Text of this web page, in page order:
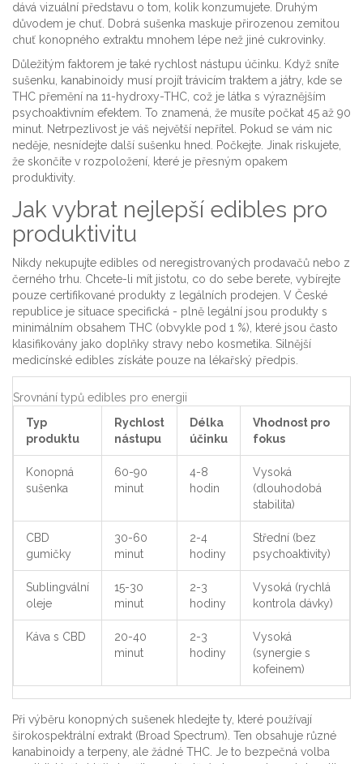
dává vizuální představu o tom, kolik konzumujete. Druhým
důvodem je chuť. Dobrá sušenka maskuje přirozenou zemitou
chuť konopného extraktu mnohem lépe než jiné cukrovinky.
Důležitým faktorem je také rychlost nástupu účinku. Když sníte
sušenku, kanabinoidy musí projít trávicím traktem a játry, kde se
THC přemění na 11-hydroxy-THC, což je látka s výraznějším
psychoaktivním efektem. To znamená, že musíte počkat 45 až 90
minut. Netrpezlivost je váš největší nepřítel. Pokud se vám nic
neděje, nesnídejte další sušenku hned. Počkejte. Jinak riskujete,
že skončíte v rozpoložení, které je přesným opakem
produktivity.
Jak vybrat nejlepší edibles pro
produktivitu
Nikdy nekupujte edibles od neregistrovaných prodavačů nebo z
černého trhu. Chcete-li mít jistotu, co do sebe berete, vybírejte
pouze certifikované produkty z legálních prodejen. V České
republice je situace specifická - plně legální jsou produkty s
minimálním obsahem THC (obvykle pod 1 %), které jsou často
klasifikovány jako doplňky stravy nebo kosmetika. Silnější
medicínské edibles získáte pouze na lékařský předpis.
Srovnání typů edibles pro energii
Typ
produktu
Rychlost
nástupu
Délka
účinku
Vhodnost pro
fokus
Konopná
sušenka
60-90
minut
4-8
hodin
Vysoká
(dlouhodobá
stabilita)
CBD
gumičky
30-60
minut
2-4
hodiny
Střední (bez
psychoaktivity)
Sublingvální
oleje
15-30
minut
2-3
hodiny
Vysoká (rychlá
kontrola dávky)
Káva s CBD
20-40
minut
2-3
hodiny
Vysoká
(synergie s
kofeinem)
Při výběru konopných sušenek hledejte ty, které používají
širokospektrální extrakt (Broad Spectrum). Ten obsahuje různé
kanabinoidy a terpeny, ale žádné THC. Je to bezpečná volba